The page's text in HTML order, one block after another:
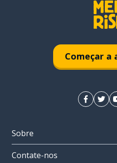
Começar a
Sobre
Contate-nos